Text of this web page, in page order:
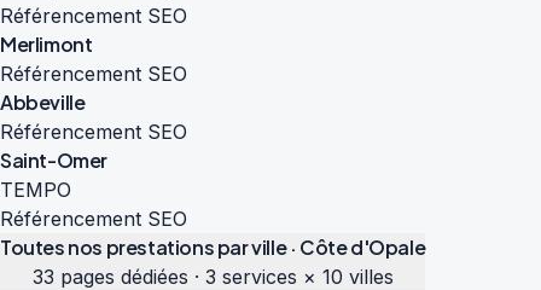
Référencement SEO
Merlimont
Référencement SEO
Abbeville
Référencement SEO
Saint-Omer
TEMPO
Référencement SEO
Toutes nos prestations par ville · Côte d'Opale
33 pages dédiées · 3 services × 10 villes